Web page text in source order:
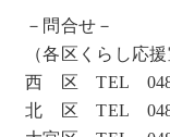
－問合せ－
（各区くらし応援
西 区 TEL 048-
北 区 TEL 048-